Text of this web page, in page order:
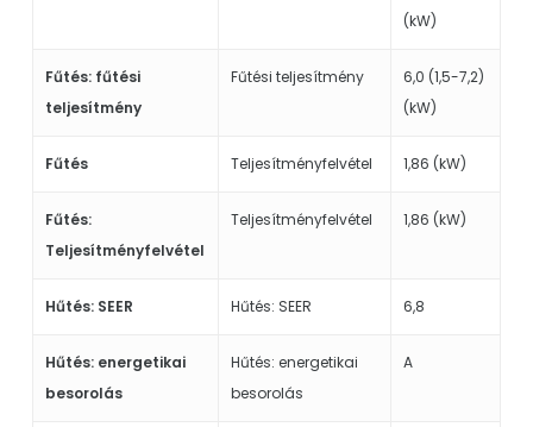
(kW)
Fűtés: fűtési
teljesítmény
Fűtési teljesítmény
6,0 (1,5-7,2)
(kW)
Fűtés Teljesítményfelvétel 1,86 (kW)
Fűtés:
Teljesítményfelvétel
Teljesítményfelvétel 1,86 (kW)
Hűtés: SEER Hűtés: SEER 6,8
Hűtés: energetikai
besorolás
Hűtés: energetikai
besorolás
A